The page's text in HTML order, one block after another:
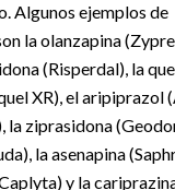
Algunos ejemplos de
la olanzapina
(Risperdal), la
XR), el aripiprazol
la ziprasidona
la asenapina
y la